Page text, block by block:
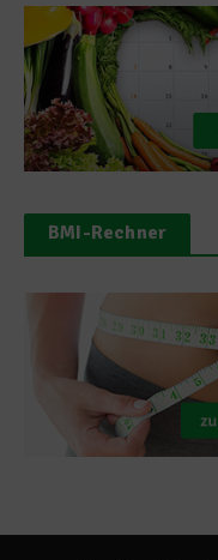
BMI-Rechner